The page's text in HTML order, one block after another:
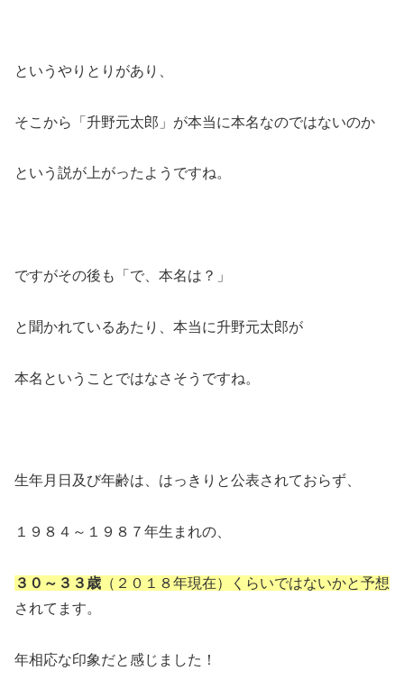
というやりとりがあり、
そこから「升野元太郎」が本当に本名なのではないのか
という説が上がったようですね。
ですがその後も「で、本名は？」
と聞かれているあたり、本当に升野元太郎が
本名ということではなさそうですね。
生年月日及び年齢は、はっきりと公表されておらず、
１９８４～１９８７年生まれの、
３０～３３歳 （２０１８年現在）くらいではないかと予想
されてます。
年相応な印象だと感じました！